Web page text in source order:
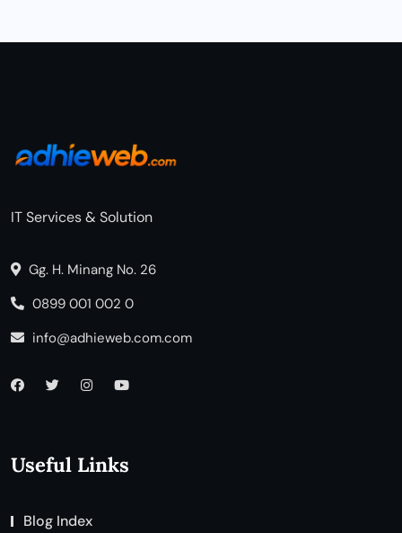
IT Services & Solution
Gg. H. Minang No. 26
0899 001 002 0
info@adhieweb.com.com
Useful Links
Blog Index